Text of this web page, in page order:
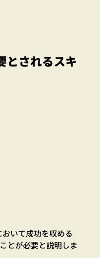
とされるスキ
いて成功を収める
とが必要と説明しま